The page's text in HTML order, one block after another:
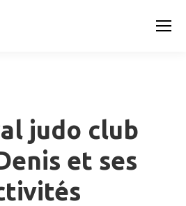
judo club
et ses